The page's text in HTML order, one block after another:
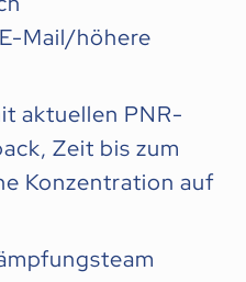
Mail/höhere
aktuellen PNR-
Zeit bis zum
Konzentration auf